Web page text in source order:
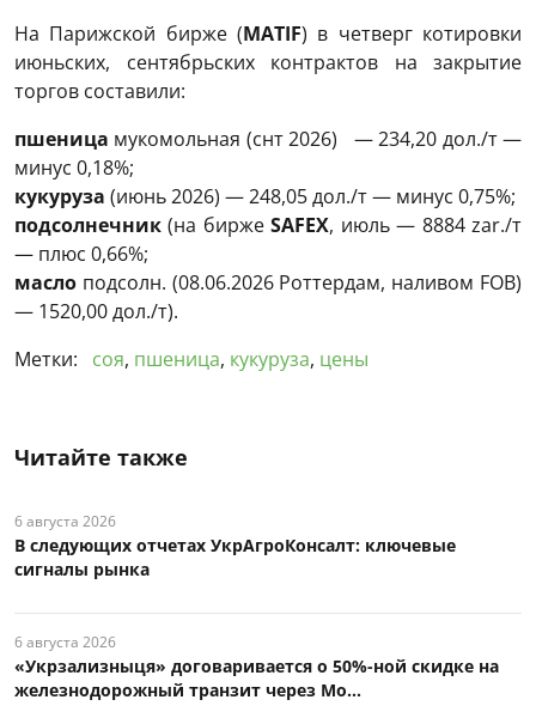
На Парижской бирже (МАTIF) в четверг котировки
июньских, сентябрьских контрактов на закрытие
торгов составили:
пшеница мукомольная (снт 2026) — 234,20 дол./т —
минус 0,18%;
кукуруза (июнь 2026) — 248,05 дол./т — минус 0,75%;
подсолнечник (на биржеSAFEX, июль — 8884 zar./т
— плюс 0,66%;
масло подсолн. (08.06.2026 Роттердам, наливом FOB)
— 1520,00 дол./т).
Метки:
соя, пшеница, кукуруза, цены
Читайте также
6 августа 2026
В следующих отчетах УкрАгроКонсалт: ключевые
сигналы рынка
6 августа 2026
«Укрзализныця» договаривается о 50%-ной скидке на
железнодорожный транзит через Мо...